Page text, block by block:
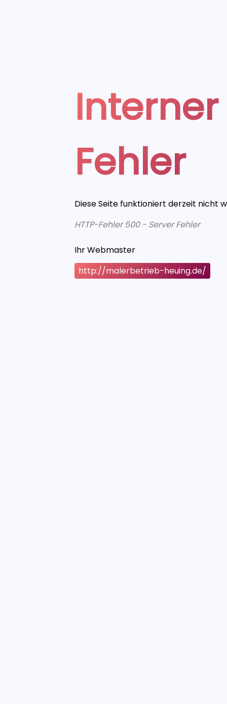
Fehler
Diese Seite funktioniert derzeit nicht
HTTP-Fehler 500 - Server Fehler
Ihr Webmaster
http://malerbetrieb-heuing.de/